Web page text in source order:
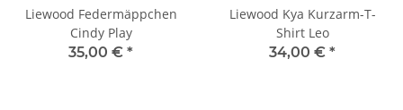
Liewood Federmäppchen
Cindy Play
35,00 € *
Liewood Kya Kurzarm-T-
Shirt Leo
34,00 € *